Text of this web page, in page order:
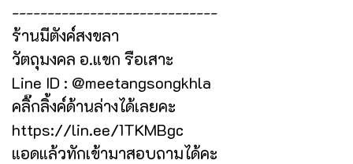
-----------------------------
ร้านมีตังค์สงขลา
วัตถุมงคล อ.แขก รือเสาะ
Line ID : @meetangsongkhla
คลิ๊กลิ้งค์ด้านล่างได้เลยคะ
https://lin.ee/1TKMBgc
แอดแล้วทักเข้ามาสอบถามได้คะ